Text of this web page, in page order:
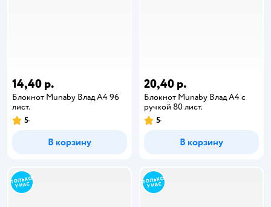
14,40 р.
Блокнот Munaby Влад А4 96
лист.
5
В корзину
20,40 р.
Блокнот Munaby Влад А4 с
ручкой 80 лист.
5
В корзину